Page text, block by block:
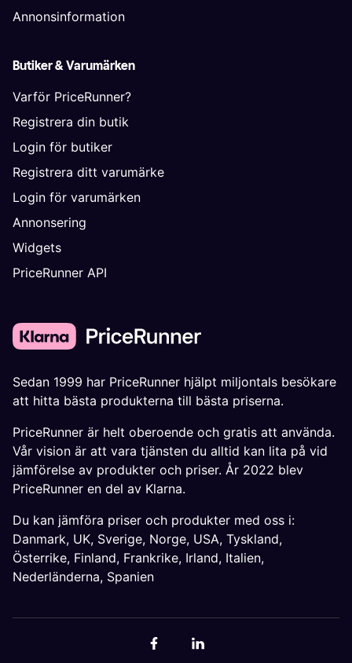
Annonsinformation
Butiker & Varumärken
Varför PriceRunner?
Registrera din butik
Login för butiker
Registrera ditt varumärke
Login för varumärken
Annonsering
Widgets
PriceRunner API
Sedan 1999 har PriceRunner hjälpt miljontals besökare
att hitta bästa produkterna till bästa priserna.
PriceRunner är helt oberoende och gratis att använda.
Vår vision är att vara tjänsten du alltid kan lita på vid
jämförelse av produkter och priser. År 2022 blev
PriceRunner en del av Klarna.
Du kan jämföra priser och produkter med oss i:
Danmark, UK, Sverige, Norge, USA, Tyskland,
Österrike, Finland, Frankrike, Irland, Italien,
Nederländerna, Spanien